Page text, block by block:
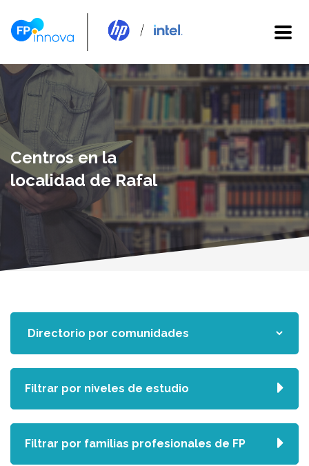
Centros en la
localidad de Rafal
Filtrar por niveles de estudio
Filtrar por familias profesionales de FP